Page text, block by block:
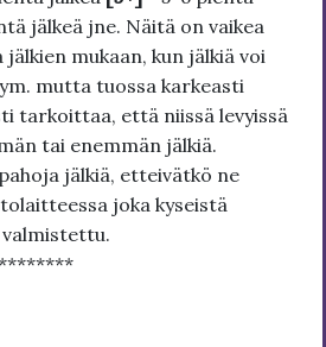
jälkeä jne. Näitä on vaikea
mukaan, kun jälkiä voi
mutta tuossa karkeasti
tarkoittaa, että niissä levyissä
tai enemmän jälkiä.
jälkiä, etteivätkö ne
joka kyseistä